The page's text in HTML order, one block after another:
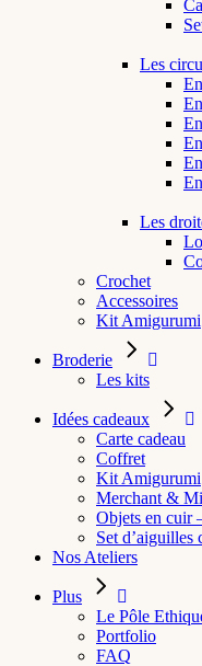
Les
Les
Crochet
Accessoires
Kit Amigurumi
Broderie
Les kits
Idées cadeaux
Carte cadeau
Coffret
Kit Amigurumi
Merchant &
Objets en cuir
Set d’aiguilles
Nos Ateliers
Plus
Le Pôle
Portfolio
FAQ